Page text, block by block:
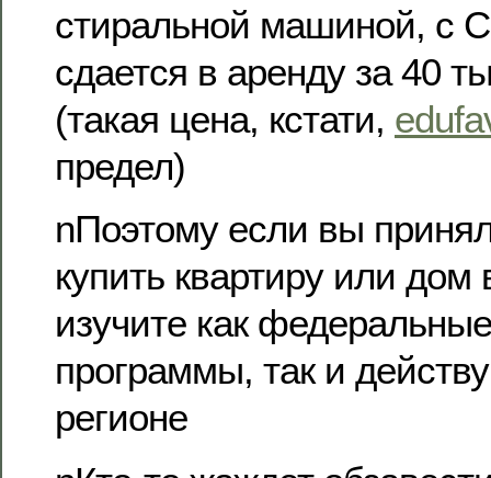
стиральной машиной, с
сдается в аренду за 40
(такая цена, кстати,
предел)
nПоэтому если вы
купить квартиру или дом
изучите как
программы, так и
регионе